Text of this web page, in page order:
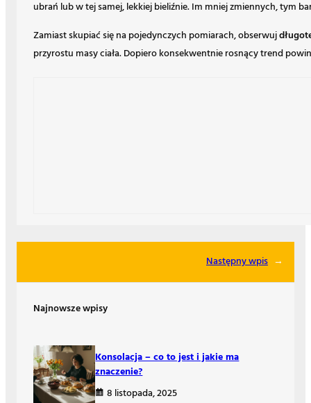
ubrań lub w tej samej, lekkiej bieliźnie. Im mniej zmiennych, tym
Zamiast skupiać się na pojedynczych pomiarach, obserwuj
przyrostu masy ciała. Dopiero konsekwentnie rosnący trend
Następny wpis →
Najnowsze wpisy
Konsolacja – co to jest i jakie ma
znaczenie?
8 listopada, 2025